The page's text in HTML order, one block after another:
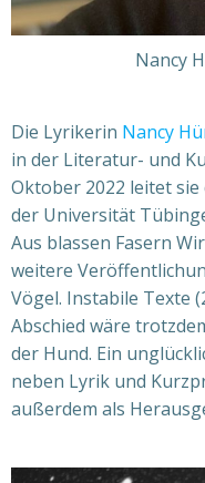
Nancy
Die Lyrikerin Nancy
in der Literatur- und
Oktober 2022 leitet
der Universität
Aus blassen Fasern
weitere
Vögel. Instabile Texte
Abschied wäre
der Hund. Ein
neben Lyrik und
außerdem als